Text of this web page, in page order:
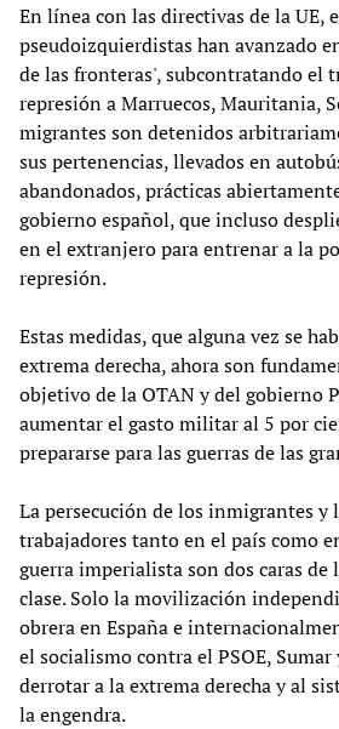
En línea con las directivas de la UE,
pseudoizquierdistas han avanzado
de las fronteras', subcontratando el
represión a Marruecos, Mauritania,
migrantes son detenidos
sus pertenencias, llevados en
abandonados, prácticas
gobierno español, que incluso
en el extranjero para entrenar a la
represión.
Estas medidas, que alguna vez se
extrema derecha, ahora son
objetivo de la OTAN y del gobierno
aumentar el gasto militar al 5 por
prepararse para las guerras de las
La persecución de los inmigrantes y
trabajadores tanto en el país como
guerra imperialista son dos caras de
clase. Solo la movilización
obrera en España e
el socialismo contra el PSOE, Sumar
derrotar a la extrema derecha y al
la engendra.